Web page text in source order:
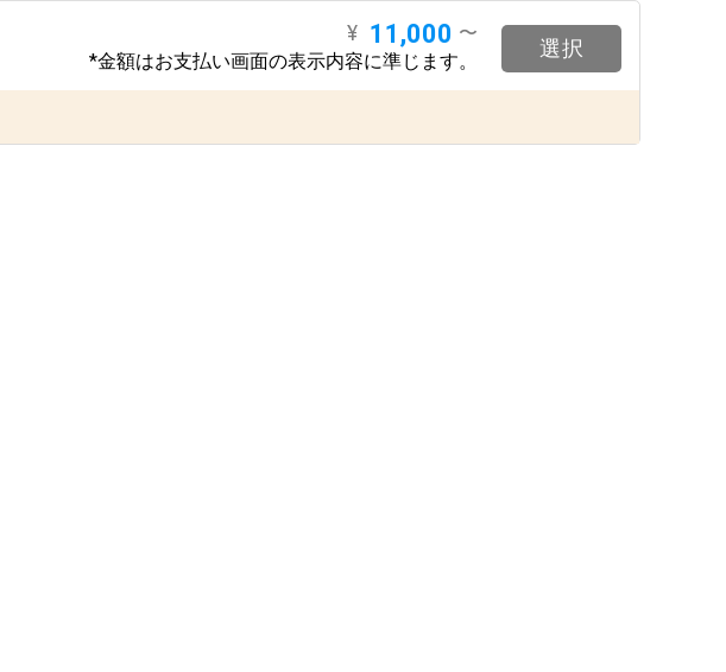
¥ 11,000 〜
*金額はお支払い画面の表示内容に準じます。
選択